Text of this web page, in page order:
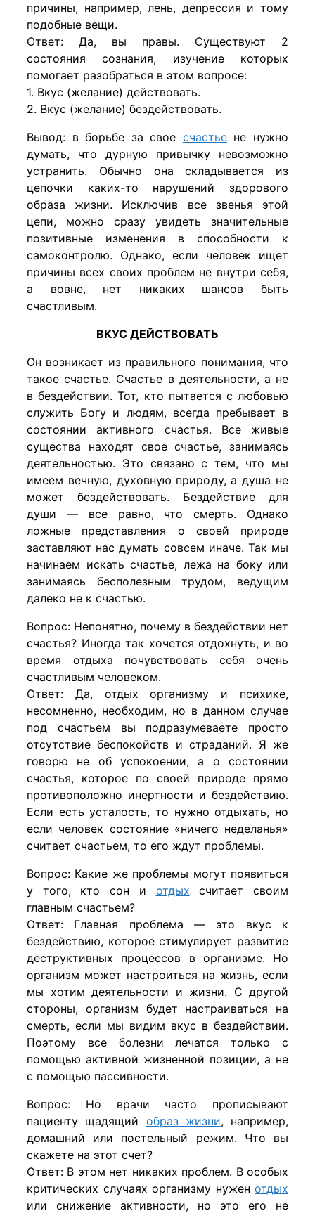
причины, например, лень, депрессия и тому
подобные вещи.
Ответ: Да, вы правы. Существуют 2
состояния сознания, изучение которых
помогает разобраться в этом вопросе:
1. Вкус (желание) действовать.
2. Вкус (желание) бездействовать.
Вывод: в борьбе за свое счастьене нужно
думать, что дурную привычку невозможно
устранить. Обычно она складывается из
цепочки каких-то нарушений здорового
образа жизни. Исключив все звенья этой
цепи, можно сразу увидеть значительные
позитивные изменения в способности к
самоконтролю. Однако, если человек ищет
причины всех своих проблем не внутри себя,
а вовне, нет никаких шансов быть
счастливым.
ВКУС ДЕЙСТВОВАТЬ
Он возникает из правильного понимания, что
такое счастье. Счастье в деятельности, а не
в бездействии. Тот, кто пытается с любовью
служить Богу и людям, всегда пребывает в
состоянии активного счастья. Все живые
существа находят свое счастье, занимаясь
деятельностью. Это связано с тем, что мы
имеем вечную, духовную природу, а душа не
может бездействовать. Бездействие для
души — все равно, что смерть. Однако
ложные представления о своей природе
заставляют нас думать совсем иначе. Так мы
начинаем искать счастье, лежа на боку или
занимаясь бесполезным трудом, ведущим
далеко не к счастью.
Вопрос: Непонятно, почему в бездействии нет
счастья? Иногда так хочется отдохнуть, и во
время отдыха почувствовать себя очень
счастливым человеком.
Ответ: Да, отдых организму и психике,
несомненно, необходим, но в данном случае
под счастьем вы подразумеваете просто
отсутствие беспокойств и страданий. Я же
говорю не об успокоении, а о состоянии
счастья, которое по своей природе прямо
противоположно инертности и бездействию.
Если есть усталость, то нужно отдыхать, но
если человек состояние «ничего неделанья»
считает счастьем, то его ждут проблемы.
Вопрос: Какие же проблемы могут появиться
у того, кто сон и отдых считает своим
главным счастьем?
Ответ: Главная проблема — это вкус к
бездействию, которое стимулирует развитие
деструктивных процессов в организме. Но
организм может настроиться на жизнь, если
мы хотим деятельности и жизни. С другой
стороны, организм будет настраиваться на
смерть, если мы видим вкус в бездействии.
Поэтому все болезни лечатся только с
помощью активной жизненной позиции, а не
с помощью пассивности.
Вопрос: Но врачи часто прописывают
пациенту щадящий образ жизни, например,
домашний или постельный режим. Что вы
скажете на этот счет?
Ответ: В этом нет никаких проблем. В особых
критических случаях организму нужен отдых
или снижение активности, но это его не